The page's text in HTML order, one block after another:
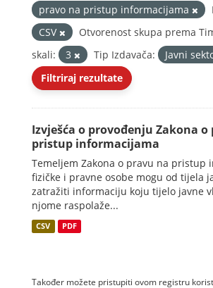
pravo na pristup informacijama
CSV
Otvorenost skupa prema
skali:
3 Tip Izdavača:
Javni
Filtriraj rezultate
Izvješća o provođenju Zakona o
pristup informacijama
Temeljem Zakona o pravu na pristup
fizičke i pravne osobe mogu od tijela
zatražiti informaciju koju tijelo javne
njome raspolaže...
CSV PDF
Također možete pristupiti ovom registru